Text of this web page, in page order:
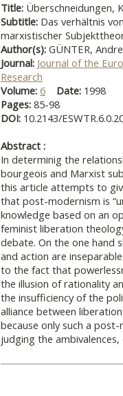
Title: Überschneidungen,
Subtitle: Das verhältnis
marxistischer
Author(s): GÜNTER,
Journal: Journal of the
Research
Volume: 6 Date: 1998
Pages: 85-98
DOI: 10.2143/
Abstract :
In determinig the
bourgeois and Marxist
this article attempts to
that post-modernism is
knowledge based on an
feminist liberation
debate. On the one hand
and action are
to the fact that
the illusion of rationality
the insufficiency of the
alliance between
because only such a
judging the